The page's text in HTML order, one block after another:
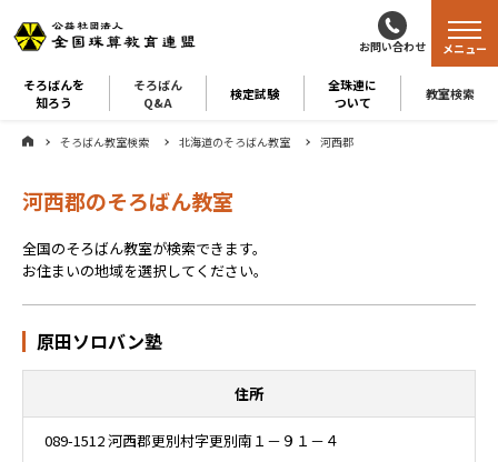
お問い合わせ
そろばんを
知ろう
そろばん
Q&A
検定試験
全珠連に
ついて
教室検索
メニュー
そろばん教室検索 北海道のそろばん教室 河西郡
河西郡のそろばん教室
全国のそろばん教室が検索できます。
お住まいの地域を選択してください。
原田ソロバン塾
住所
089-1512 河西郡更別村字更別南１－９１－４